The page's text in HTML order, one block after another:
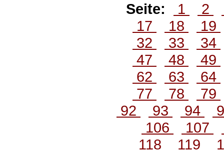
Seite: 1 2
17
18
19
32
33
34
47
48
49
62
63
64
77
78
79
92
93 94
106
107
118
119